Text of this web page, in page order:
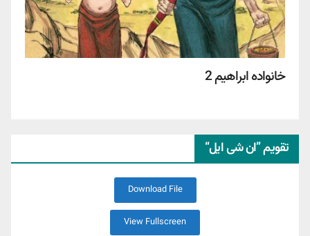
خانواده ابراهیم 2
تقویم ”ان شی ایل“
Download File
View Fullscreen